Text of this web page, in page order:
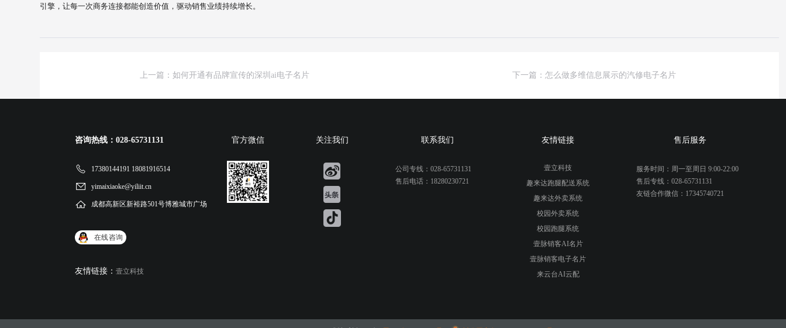
引擎，让每一次商务连接都能创造价值，驱动销售业绩持续增长。
上一篇：如何开通有品牌宣传的深圳ai电子名片 下一篇：怎么做多维信息展示的汽修电子名片
咨询热线：028-65731131
17380144191 18081916514
yimaixiaoke@yiliit.cn
成都高新区新裕路501号博雅城市广场
在线咨询
友情链接： 壹立科技
官方微信 关注我们 联系我们
公司专线：028-65731131
售后电话：18280230721
友情链接
壹立科技
趣来达跑腿配送系统
趣来达外卖系统
校园外卖系统
校园跑腿系统
壹脉销客AI名片
壹脉销客电子名片
来云台AI云配
售后服务
服务时间：周一至周日 9:00-22:00
售后专线：028-65731131
友链合作微信：17345740721